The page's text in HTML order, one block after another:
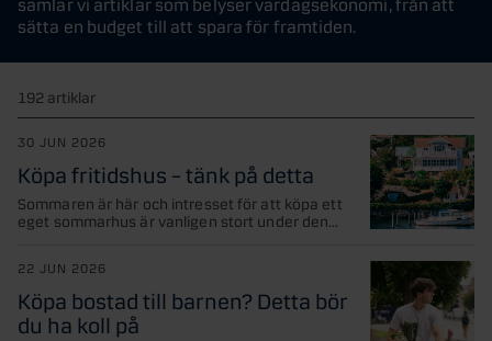
sätta en budget till att spara för framtiden.
192 artiklar
30 JUN 2026
Köpa fritidshus – tänk på detta
Sommaren är här och intresset för att köpa ett
eget sommarhus är vanligen stort under den...
22 JUN 2026
Köpa bostad till barnen? Detta bör
du ha koll på